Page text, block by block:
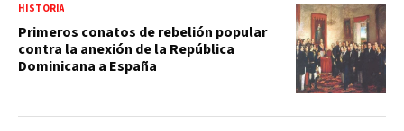
HISTORIA
Primeros conatos de rebelión popular
contra la anexión de la República
Dominicana a España